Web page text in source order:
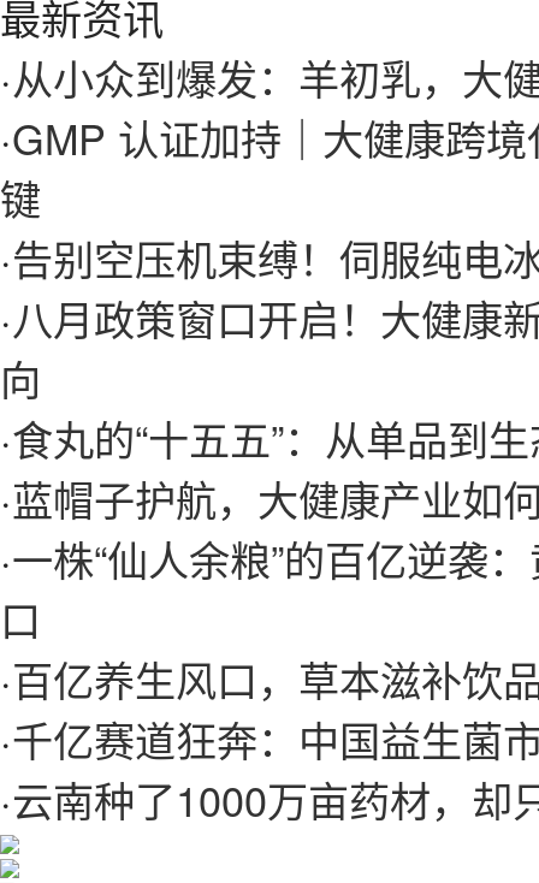
最新资讯
·从小众到爆发：羊初乳，大
·GMP 认证加持｜大健康跨
键
·告别空压机束缚！伺服纯电
·八月政策窗口开启！大健康
向
·食丸的“十五五”：从单品到
·蓝帽子护航，大健康产业如
·一株“仙人余粮”的百亿逆袭
口
·百亿养生风口，草本滋补饮
·千亿赛道狂奔：中国益生菌
·云南种了1000万亩药材，却